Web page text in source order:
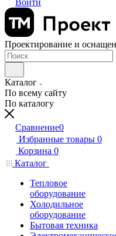
Войти
Проектирование и
Каталог
По всему сайту
По каталогу
Сравнение0
Избранные товары 0
Корзина 0
Каталог
Тепловое
оборудование
Холодильное
оборудование
Бытовая техника